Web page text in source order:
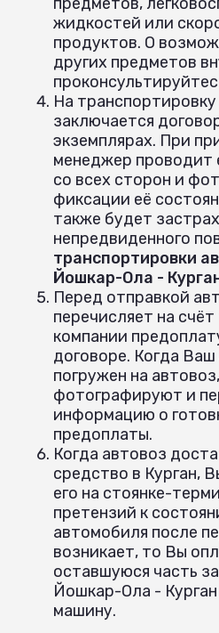
жидкостей или
продуктов. О
других предметов
На
заключается
экземплярах. При
менеджер проводит
со всех сторон и
фиксации её
также будет
непредвиденного
транспортировки
Йошкар-Ола -
Перед отправкой
перечисляет на
компании
договоре. Когда
погружен на
фотографируют и
информацию о
предоплаты.
Когда автовоз
средство в Курган,
его на стоянке-
претензий к
автомобиля после
возникает, то Вы
оставшуюся часть
Йошкар-Ола -
машину.